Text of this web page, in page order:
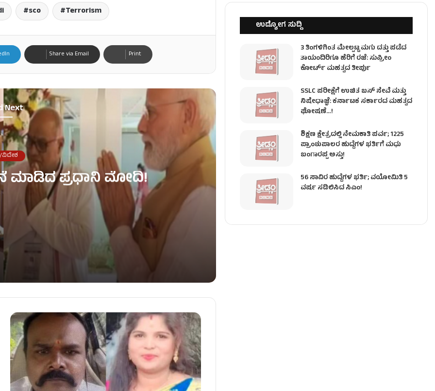
sco Terrorism
Share via Email Print
Next
ವಿದೇಶ
ಮಾಡಿದ ಪ್ರಧಾನಿ ಮೋದಿ!
ಸಾವು!
ಉದ್ಯೋಗ ಸುದ್ದಿ
3 ತಿಂಗಳಿಗಿಂತ ಮೇಲ್ಪಟ್ಟ ಮಗು ದತ್ತು ಪಡೆದ
ತಾಯಂದಿರಿಗೂ ಹೆರಿಗೆ ರಜೆ: ಸುಪ್ರೀಂ
ಕೋರ್ಟ್ ಮಹತ್ವದ ತೀರ್ಪು
SSLC ಪರೀಕ್ಷೆಗೆ ಉಚಿತ ಬಸ್ ಸೇವೆ ಮತ್ತು
ನಿಷೇಧಾಜ್ಞೆ: ಕರ್ನಾಟಕ ಸರ್ಕಾರದ ಮಹತ್ವದ
ಘೋಷಣೆ…!
ಶಿಕ್ಷಣ ಕ್ಷೇತ್ರದಲ್ಲಿ ನೇಮಕಾತಿ ಪರ್ವ; 1225
ಪ್ರಾಂಶುಪಾಲರ ಹುದ್ದೆಗಳ ಭರ್ತಿಗೆ ಮಧು
ಬಂಗಾರಪ್ಪ ಅಸ್ತು!
56 ಸಾವಿರ ಹುದ್ದೆಗಳ ಭರ್ತಿ; ವಯೋಮಿತಿ 5
ವರ್ಷ ಸಡಿಲಿಸಿದ ಸಿಎಂ!